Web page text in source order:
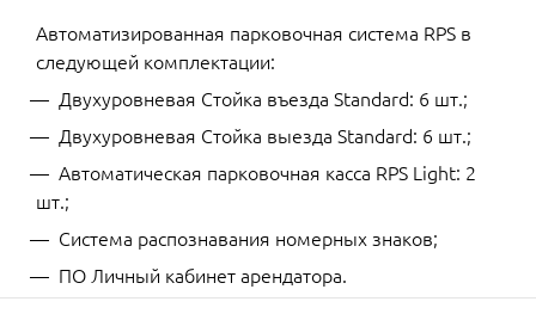
Автоматизированная парковочная система RPS в
следующей комплектации:
Двухуровневая Стойка въезда Standard: 6 шт.;
Двухуровневая Стойка выезда Standard: 6 шт.;
Автоматическая парковочная касса RPS Light: 2
шт.;
Система распознавания номерных знаков;
ПО Личный кабинет арендатора.